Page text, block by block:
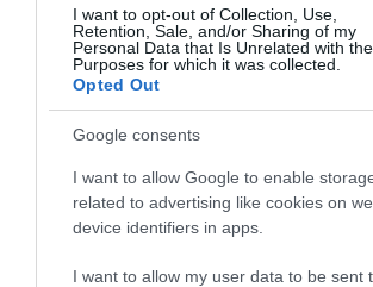
I want to opt-out of Collection, Use,
Retention, Sale, and/or Sharing of my
Personal Data that Is Unrelated with the
Purposes for which it was collected.
Opted Out
Google consents
I want to allow Google to enable
related to advertising like cookies on
device identifiers in apps.
I want to allow my user data to be sent
2026. augusztus 07
INFLÁCIÓ
2026. augusztus 07|